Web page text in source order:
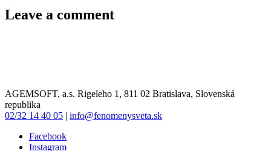
Leave a comment
AGEMSOFT, a.s. Rigeleho 1, 811 02 Bratislava, Slovenská
republika
02/32 14 40 05 | info@fenomenysveta.sk
Facebook
Instagram